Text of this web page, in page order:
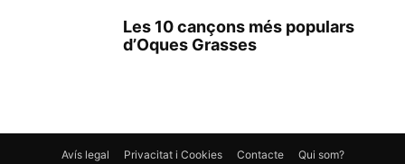
Les 10 cançons més populars
d’Oques Grasses
Avís legal Privacitat i Cookies Contacte Qui som?